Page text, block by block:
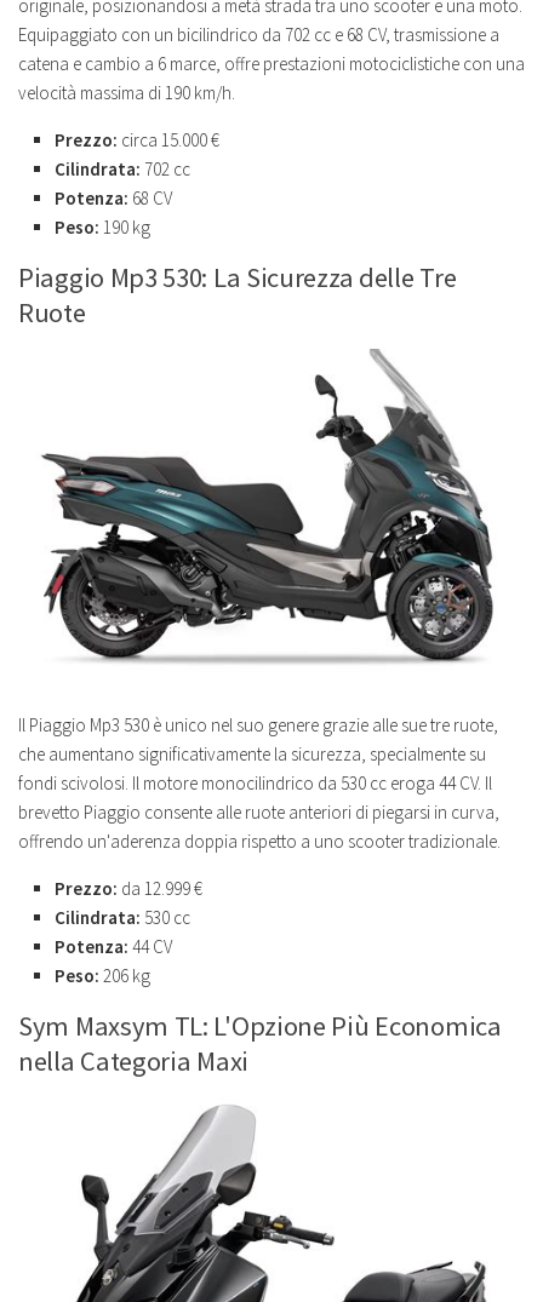
originale, posizionandosi a metà strada tra uno scooter e una moto.
Equipaggiato con un bicilindrico da 702 cc e 68 CV, trasmissione a
catena e cambio a 6 marce, offre prestazioni motociclistiche con una
velocità massima di 190 km/h.
Prezzo: circa 15.000 €
Cilindrata: 702 cc
Potenza: 68 CV
Peso: 190 kg
Piaggio Mp3 530: La Sicurezza delle Tre
Ruote
Il Piaggio Mp3 530 è unico nel suo genere grazie alle sue tre ruote,
che aumentano significativamente la sicurezza, specialmente su
fondi scivolosi. Il motore monocilindrico da 530 cc eroga 44 CV. Il
brevetto Piaggio consente alle ruote anteriori di piegarsi in curva,
offrendo un'aderenza doppia rispetto a uno scooter tradizionale.
Prezzo: da 12.999 €
Cilindrata: 530 cc
Potenza: 44 CV
Peso: 206 kg
Sym Maxsym TL: L'Opzione Più Economica
nella Categoria Maxi